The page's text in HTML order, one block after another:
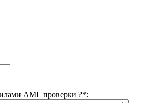
AML проверки ?*: